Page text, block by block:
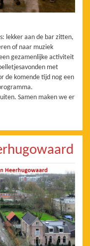
lekker aan de bar zitten,
of naar muziek
gezamenlijke activiteit
met
de komende tijd nog een
Samen maken we er